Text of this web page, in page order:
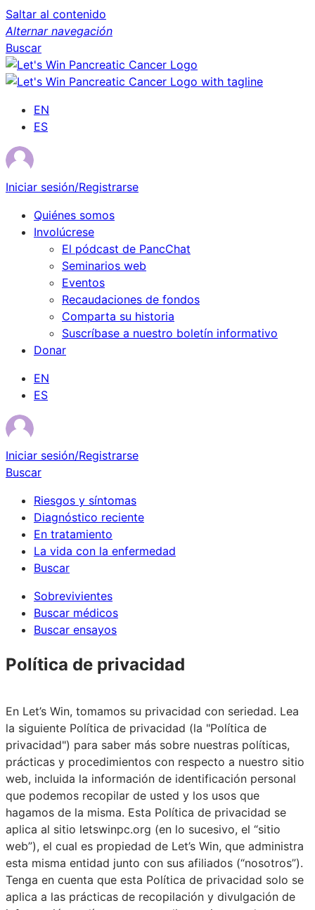
Saltar al contenido
Alternar navegación
Buscar
EN
ES
Iniciar sesión/Registrarse
Quiénes somos
Involúcrese
El pódcast de PancChat
Seminarios web
Eventos
Recaudaciones de fondos
Comparta su historia
Suscríbase a nuestro boletín informativo
Donar
EN
ES
Iniciar sesión/Registrarse
Buscar
Riesgos y síntomas
Diagnóstico reciente
En tratamiento
La vida con la enfermedad
Buscar
Sobrevivientes
Buscar médicos
Buscar ensayos
Política de privacidad
En Let’s Win, tomamos su privacidad con seriedad. Lea
la siguiente Política de privacidad (la "Política de
privacidad") para saber más sobre nuestras políticas,
prácticas y procedimientos con respecto a nuestro sitio
web, incluida la información de identificación personal
que podemos recopilar de usted y los usos que
hagamos de la misma. Esta Política de privacidad se
aplica al sitio letswinpc.org (en lo sucesivo, el “sitio
web”), el cual es propiedad de Let’s Win, que administra
esta misma entidad junto con sus afiliados (“nosotros”).
Tenga en cuenta que esta Política de privacidad solo se
aplica a las prácticas de recopilación y divulgación de